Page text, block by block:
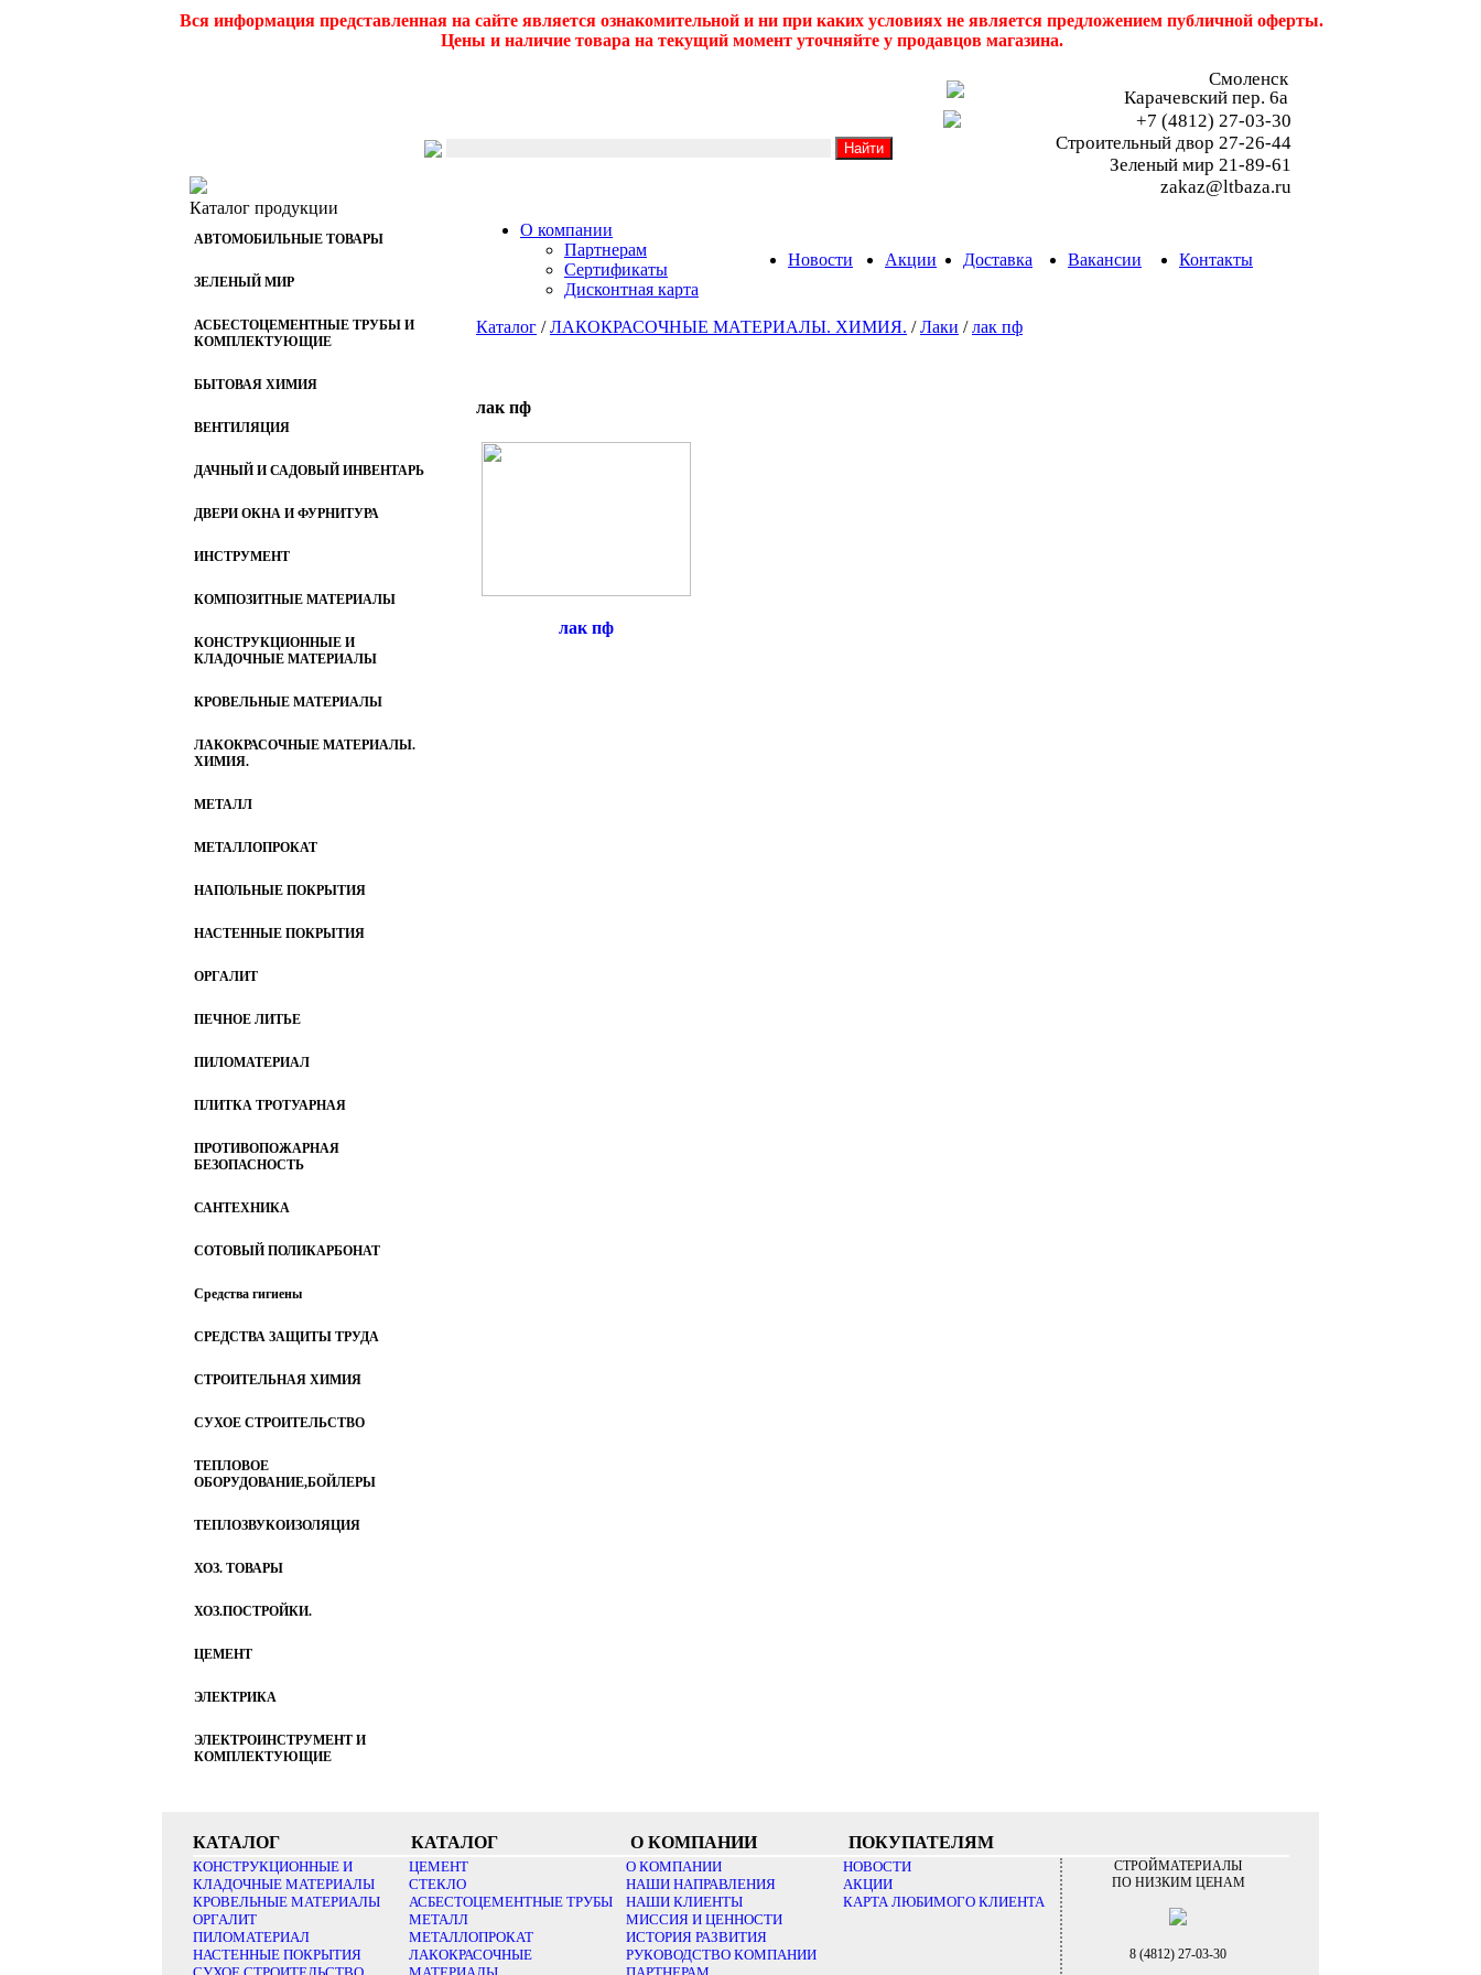
Вся информация представленная на сайте является ознакомительной и ни при каких условиях не является предложением публичной оферты.
Цены и наличие товара на текущий момент уточняйте у продавцов магазина.
Смоленск
Карачевский пер. 6a
+7 (4812) 27-03-30
Строительный двор 27-26-44
Зеленый мир 21-89-61
zakaz@ltbaza.ru
Каталог продукции
АВТОМОБИЛЬНЫЕ ТОВАРЫ
ЗЕЛЕНЫЙ МИР
АСБЕСТОЦЕМЕНТНЫЕ ТРУБЫ И
КОМПЛЕКТУЮЩИЕ
БЫТОВАЯ ХИМИЯ
ВЕНТИЛЯЦИЯ
ДАЧНЫЙ И САДОВЫЙ ИНВЕНТАРЬ
ДВЕРИ ОКНА И ФУРНИТУРА
ИНСТРУМЕНТ
КОМПОЗИТНЫЕ МАТЕРИАЛЫ
КОНСТРУКЦИОННЫЕ И
КЛАДОЧНЫЕ МАТЕРИАЛЫ
КРОВЕЛЬНЫЕ МАТЕРИАЛЫ
ЛАКОКРАСОЧНЫЕ МАТЕРИАЛЫ.
ХИМИЯ.
МЕТАЛЛ
МЕТАЛЛОПРОКАТ
НАПОЛЬНЫЕ ПОКРЫТИЯ
НАСТЕННЫЕ ПОКРЫТИЯ
ОРГАЛИТ
ПЕЧНОЕ ЛИТЬЕ
ПИЛОМАТЕРИАЛ
ПЛИТКА ТРОТУАРНАЯ
ПРОТИВОПОЖАРНАЯ
БЕЗОПАСНОСТЬ
САНТЕХНИКА
СОТОВЫЙ ПОЛИКАРБОНАТ
Средства гигиены
СРЕДСТВА ЗАЩИТЫ ТРУДА
СТРОИТЕЛЬНАЯ ХИМИЯ
СУХОЕ СТРОИТЕЛЬСТВО
ТЕПЛОВОЕ
ОБОРУДОВАНИЕ,БОЙЛЕРЫ
ТЕПЛОЗВУКОИЗОЛЯЦИЯ
ХОЗ. ТОВАРЫ
ХОЗ.ПОСТРОЙКИ.
ЦЕМЕНТ
ЭЛЕКТРИКА
ЭЛЕКТРОИНСТРУМЕНТ И
КОМПЛЕКТУЮЩИЕ
О компании
Партнерам
Сертификаты
Дисконтная карта
Новости Акции Доставка Вакансии Контакты
Каталог /ЛАКОКРАСОЧНЫЕ МАТЕРИАЛЫ. ХИМИЯ. /Лаки /лак пф
лак пф
лак пф
КАТАЛОГ КАТАЛОГ О КОМПАНИИ ПОКУПАТЕЛЯМ
КОНСТРУКЦИОННЫЕ И
КЛАДОЧНЫЕ МАТЕРИАЛЫ
КРОВЕЛЬНЫЕ МАТЕРИАЛЫ
ОРГАЛИТ
ПИЛОМАТЕРИАЛ
НАСТЕННЫЕ ПОКРЫТИЯ
ЦЕМЕНТ
СТЕКЛО
АСБЕСТОЦЕМЕНТНЫЕ ТРУБЫ
МЕТАЛЛ
МЕТАЛЛОПРОКАТ
ЛАКОКРАСОЧНЫЕ
О КОМПАНИИ
НАШИ НАПРАВЛЕНИЯ
НАШИ КЛИЕНТЫ
МИССИЯ И ЦЕННОСТИ
ИСТОРИЯ РАЗВИТИЯ
РУКОВОДСТВО КОМПАНИИ
НОВОСТИ
АКЦИИ
КАРТА ЛЮБИМОГО КЛИЕНТА
СТРОЙМАТЕРИАЛЫ
ПО НИЗКИМ ЦЕНАМ
8 (4812) 27-03-30